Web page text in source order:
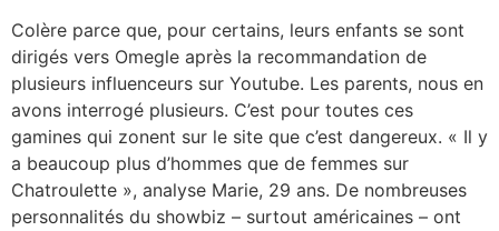
Colère parce que, pour certains, leurs enfants se sont
dirigés vers Omegle après la recommandation de
plusieurs influenceurs sur Youtube. Les parents, nous en
avons interrogé plusieurs. C’est pour toutes ces
gamines qui zonent sur le site que c’est dangereux. « Il y
a beaucoup plus d’hommes que de femmes sur
Chatroulette », analyse Marie, 29 ans. De nombreuses
personnalités du showbiz – surtout américaines – ont